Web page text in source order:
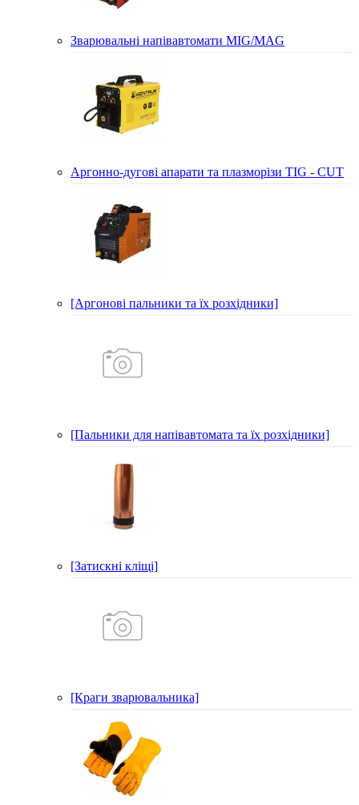
Зварювальні напівавтомати MIG/MAG
Аргонно-дугові апарати та плазморізи TIG - CUT
[Аргонові пальники та їх розхідники]
[Пальники для напівавтомата та їх розхідники]
[Затискні кліщі]
[Краги зварювальника]